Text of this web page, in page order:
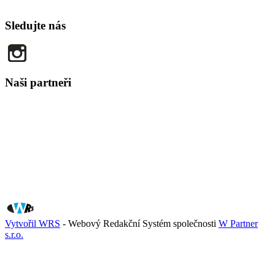
Sledujte nás
Naši partneři
Vytvořil WRS - Webový Redakční Systém společnosti W Partner
s.r.o.